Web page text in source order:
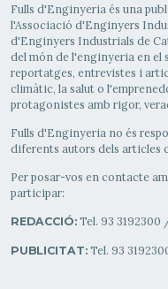
Fulls d'Enginyeria és una
l'Associació d'Enginyers
d'Enginyers Industrials de
del món de l'enginyeria en el
reportatges, entrevistes i
climàtic, la salut o
protagonistes amb rigor,
Fulls d'Enginyeria no és
diferents autors dels articles
Per posar-vos en contacte
participar:
REDACCIÓ:Tel. 93 3192300
PUBLICITAT:Tel. 93